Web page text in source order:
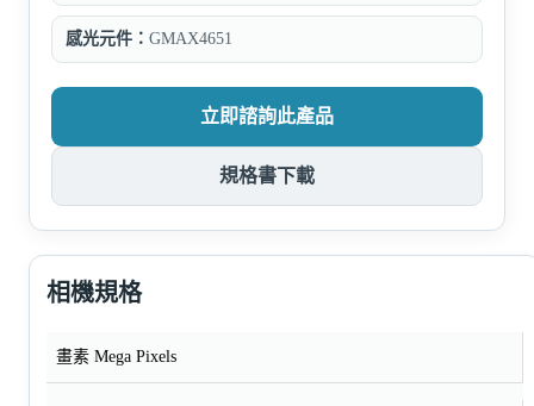
感光元件： GMAX4651
立即諮詢此產品
規格書下載
相機規格
畫素 Mega Pixels